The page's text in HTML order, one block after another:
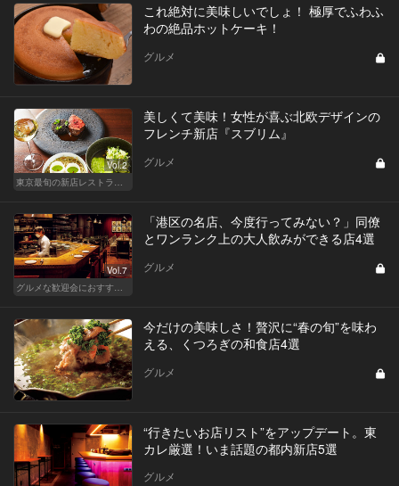
これ絶対に美味しいでしょ！ 極厚でふわふ
わの絶品ホットケーキ！
グルメ
Vol.2
美しくて美味！女性が喜ぶ北欧デザインの
フレンチ新店『スブリム』
グルメ
Vol.7
「港区の名店、今度行ってみない？」同僚
とワンランク上の大人飲みができる店4選
グルメ
今だけの美味しさ！贅沢に“春の旬”を味わ
える、くつろぎの和食店4選
グルメ
“行きたいお店リスト”をアップデート。東
カレ厳選！いま話題の都内新店5選
グルメ